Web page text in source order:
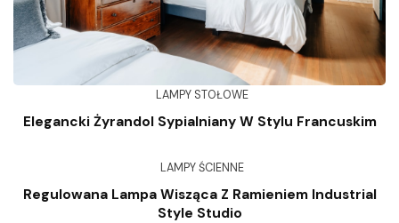
LAMPY STOŁOWE
Elegancki Żyrandol Sypialniany W Stylu Francuskim
LAMPY ŚCIENNE
Regulowana Lampa Wisząca Z Ramieniem Industrial
Style Studio